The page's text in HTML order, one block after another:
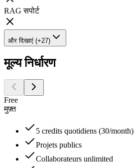
RAG सपोर्ट
और दिखाएं (+27)
मूल्य निर्धारण
Free
मुफ़्त
5 credits quotidiens (30/month)
Projets publics
Collaborateurs unlimited